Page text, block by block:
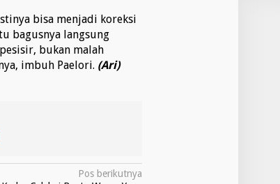
bisa menjadi koreksi
bagusnya langsung
bukan malah
imbuh Paelori. (Ari)
Pos berikutnya